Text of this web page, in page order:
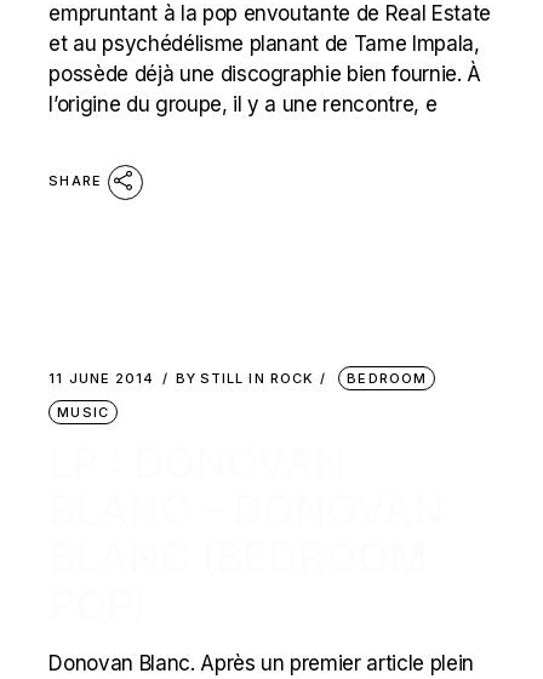
empruntant à la pop envoutante de Real Estate
et au psychédélisme planant de Tame Impala,
possède déjà une discographie bien fournie. À
l’origine du groupe, il y a une rencontre, e
SHARE
11 JUNE 2014 BY STILL IN ROCK
BEDROOM
MUSIC
Donovan Blanc. Après un premier article plein